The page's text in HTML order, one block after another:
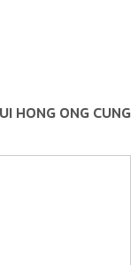
HONG ONG CUNG